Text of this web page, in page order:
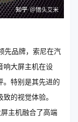
先品牌，索尼在汽
响大屏主机在设
。特别是其先进的
的视觉体验。
主机融合了高端